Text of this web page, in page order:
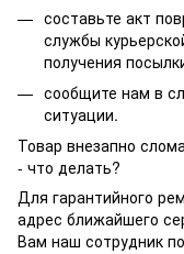
составьте акт
службы
получения
сообщите нам в
ситуации.
Товар внезапно
- что делать?
Для гарантийного
адрес ближайшего
Вам наш сотрудник